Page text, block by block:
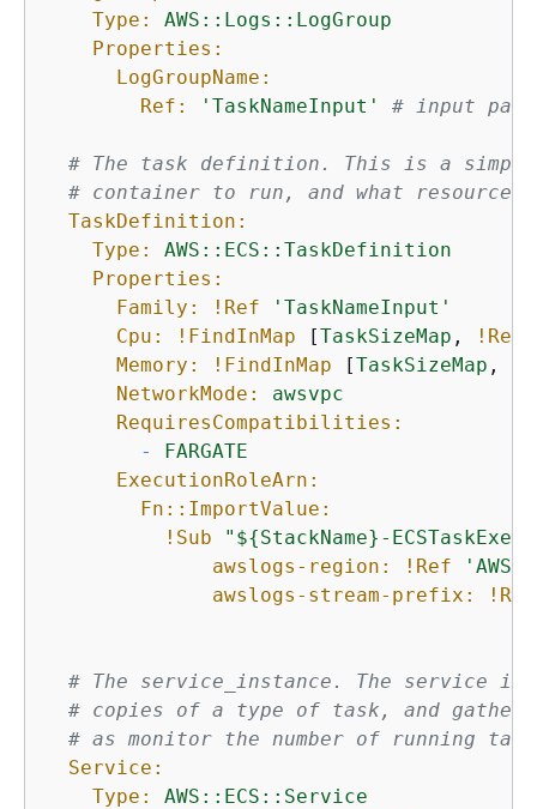
Type:
AWS::Logs::LogGroup
Properties:
LogGroupName:
Ref:
'TaskNameInput' # input
# The task definition. This is a simple
# container to run, and what resource
TaskDefinition:
Type:
AWS::ECS::TaskDefinition
Properties:
Family:
!Ref
'TaskNameInput'
Cpu:
!FindInMap [TaskSizeMap , !Ref
Memory:
!FindInMap [TaskSizeMap ,
NetworkMode:
awsvpc
RequiresCompatibilities:
-
FARGATE
ExecutionRoleArn:
Fn::ImportValue:
!Sub
"${StackName}-
awslogs-region:
!Ref
awslogs-stream-prefix:
!Ref
# The service_instance. The service
# copies of a type of task, and
# as monitor the number of running
Service:
Type:
AWS::ECS::Service